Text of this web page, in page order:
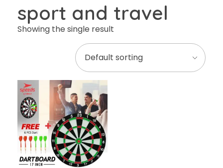
sport and travel
Showing the single result